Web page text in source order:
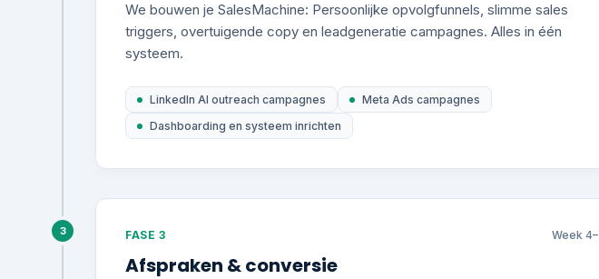
We bouwen je SalesMachine: Persoonlijke opvolgfunnels, slimme sales
triggers, overtuigende copy en leadgeneratie campagnes. Alles in één
systeem.
LinkedIn AI outreach campagnes
Meta Ads campagnes
Dashboarding en systeem inrichten
3 FASE 3 Week
Afspraken & conversie